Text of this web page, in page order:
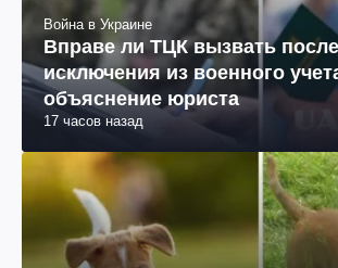
Война в Украине
Вправе ли ТЦК вызвать после
исключения из военного
объяснение юриста
17 часов назад